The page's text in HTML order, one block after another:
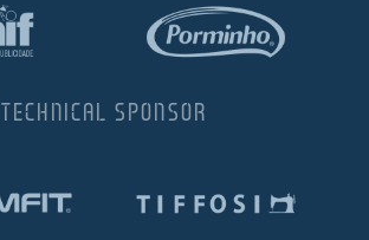
TECHNICAL SPONSOR